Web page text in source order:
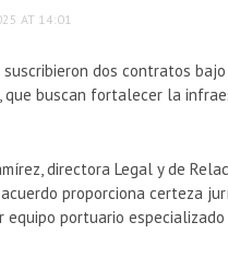
AT 14:01
suscribieron dos contratos
que buscan fortalecer la
directora Legal y de
proporciona certeza
equipo portuario